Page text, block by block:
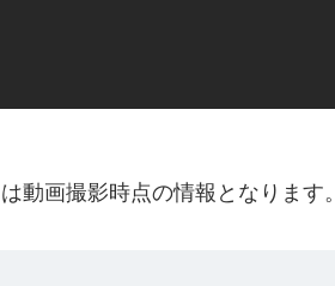
動画撮影時点の情報となります。